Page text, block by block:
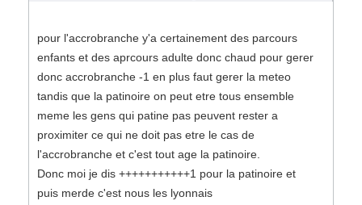
pour l'accrobranche y'a certainement des parcours
enfants et des aprcours adulte donc chaud pour gerer
donc accrobranche -1 en plus faut gerer la meteo
tandis que la patinoire on peut etre tous ensemble
meme les gens qui patine pas peuvent rester a
proximiter ce qui ne doit pas etre le cas de
l'accrobranche et c'est tout age la patinoire.
Donc moi je dis +++++++++++1 pour la patinoire et
puis merde c'est nous les lyonnais